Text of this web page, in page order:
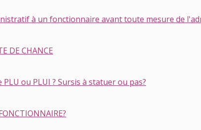
à un fonctionnaire avant toute mesure de
DE CHANCE
ou PLUI ? Sursis à statuer ou pas?